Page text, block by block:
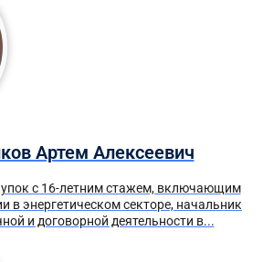
Артем Алексеевич
с 16-летним стажем, включающим
в энергетическом секторе, начальник
и договорной деятельности в...